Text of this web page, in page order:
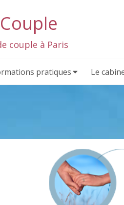
couple à Paris
pratiques Le